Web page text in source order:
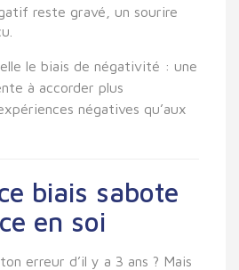
reste gravé, un sourire
le biais de négativité : une
à accorder plus
négatives qu’aux
biais sabote
en soi
erreur d’il y a 3 ans ? Mais